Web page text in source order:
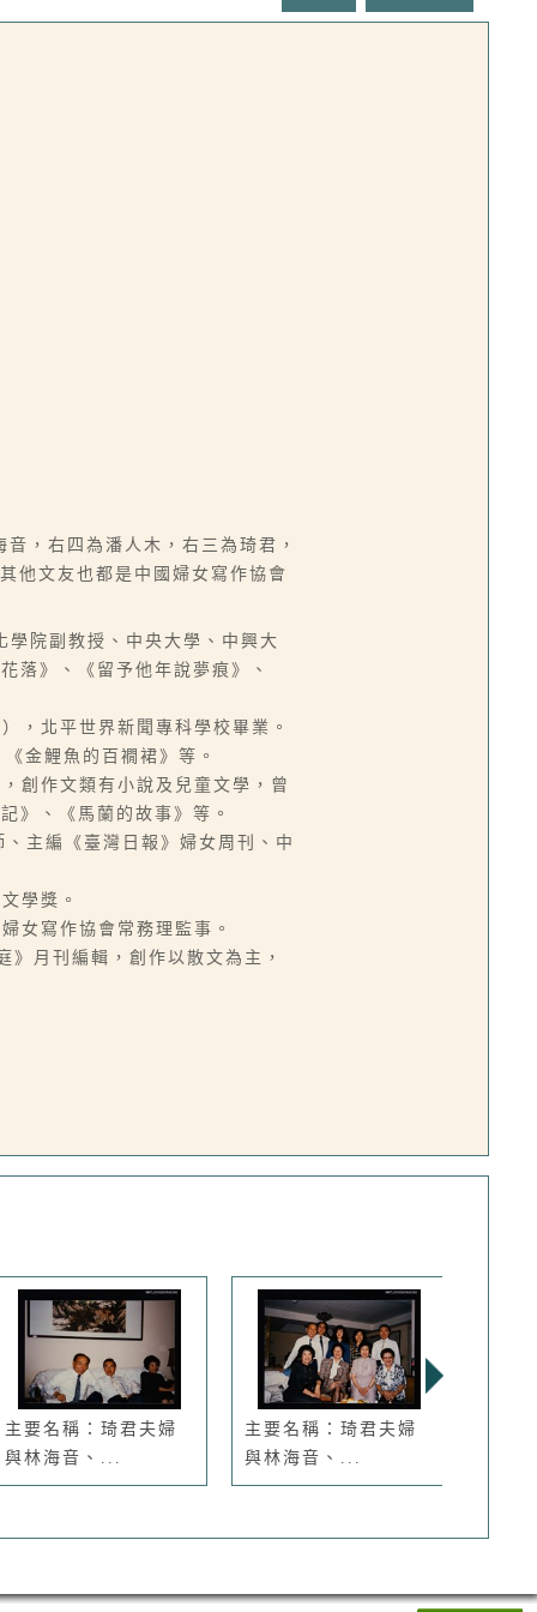
，右四為潘人木，右三為琦君，
他文友也都是中國婦女寫作協會
院副教授、中央大學、中興大
落》、《留予他年說夢痕》、
，北平世界新聞專科學校畢業。
金鯉魚的百襉裙》等。
創作文類有小說及兒童文學，曾
》、《馬蘭的故事》等。
主編《臺灣日報》婦女周刊、中
學獎。
女寫作協會常務理監事。
月刊編輯，創作以散文為主，
主要名稱：琦君夫婦
與林海音、...
主要名稱：琦君夫婦
與林海音、...